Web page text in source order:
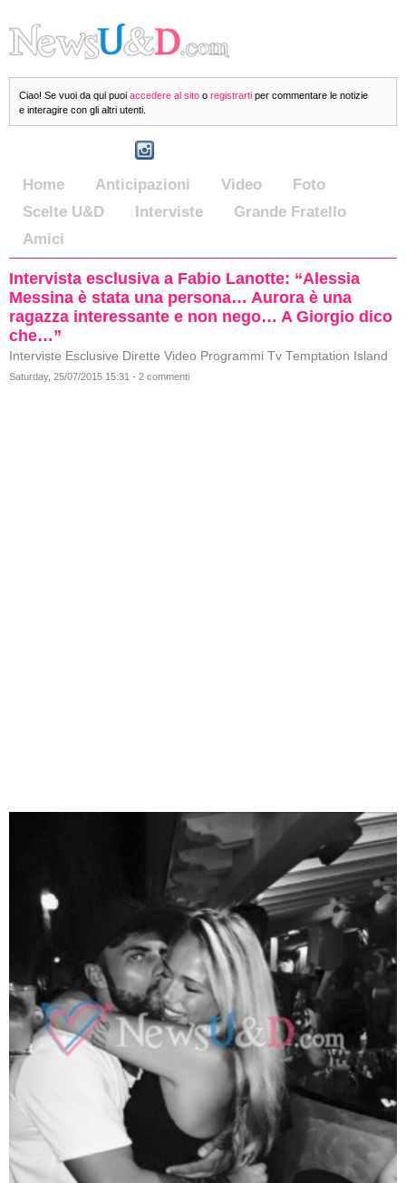
Ciao! Se vuoi da qui puoi accedere al sito o registrarti per commentare le notizie
e interagire con gli altri utenti.
Home Anticipazioni Video
Foto
Scelte U&D
Interviste
Grande Fratello
Amici
Intervista esclusiva a Fabio Lanotte: “Alessia
Messina è stata una persona… Aurora è una
ragazza interessante e non nego… A Giorgio dico
che…”
Interviste Esclusive Dirette Video Programmi Tv Temptation Island
Saturday, 25/07/2015 15:31 - 2 commenti